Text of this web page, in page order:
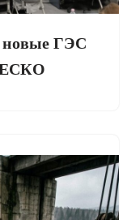
новые ГЭС